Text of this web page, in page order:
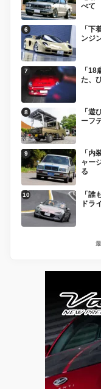
べて
「下
ンジ
「
た、
「遊
ーフ
「内
ャー
る
「誰
ドラ